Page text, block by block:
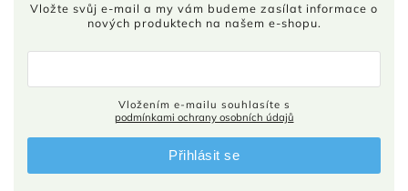
Vložte svůj e-mail a my vám budeme zasílat informace o
nových produktech na našem e-shopu.
podmínkami ochrany osobních údajů
Přihlásit se